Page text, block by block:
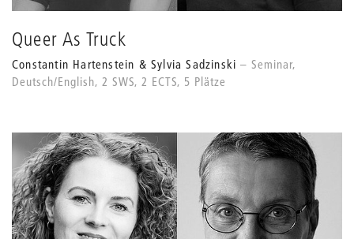
Queer As Truck
Constantin Hartenstein & Sylvia Sadzinski
Seminar,
Deutsch/English, 2 SWS, 2 ECTS, 5 Plätze